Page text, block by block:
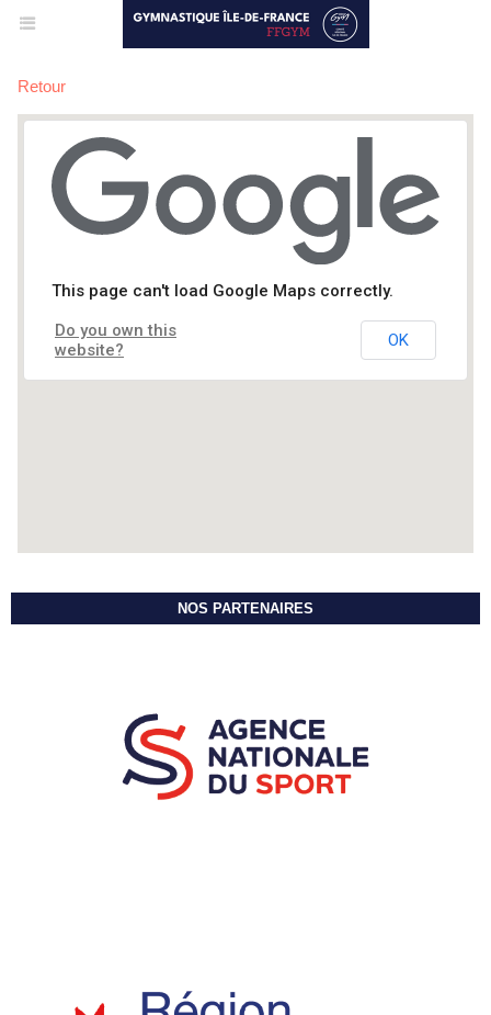
Retour
This page can't load Google Maps correctly.
Do you own this
website?
OK
NOS PARTENAIRES